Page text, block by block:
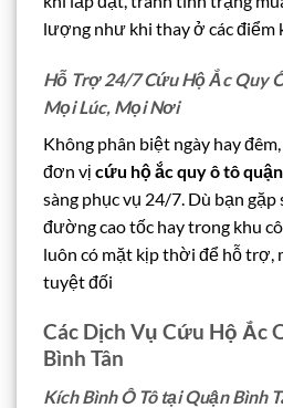
lượng như khi thay ở các điểm
Hỗ Trợ 24/7 Cứu Hộ Ắc Quy
Mọi Lúc, Mọi Nơi
Không phân biệt ngày hay
đơn vị cứu hộ ắc quy ô tô
sàng phục vụ 24/7. Dù bạn gặp
đường cao tốc hay trong khu
luôn có mặt kịp thời để hỗ trợ,
tuyệt đối
Các Dịch Vụ Cứu Hộ Ắc
Bình Tân
Kích Bình Ô Tô tại Quận Bình